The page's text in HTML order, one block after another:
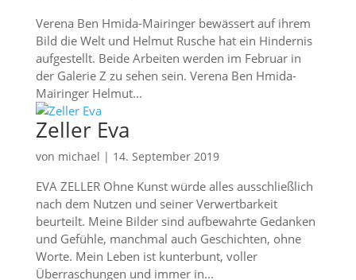
Verena Ben Hmida-Mairinger bewässert auf ihrem
Bild die Welt und Helmut Rusche hat ein Hindernis
aufgestellt. Beide Arbeiten werden im Februar in
der Galerie Z zu sehen sein. Verena Ben Hmida-
Mairinger Helmut...
Zeller Eva
von michael | 14. September 2019
EVA ZELLER Ohne Kunst würde alles ausschließlich
nach dem Nutzen und seiner Verwertbarkeit
beurteilt. Meine Bilder sind aufbewahrte Gedanken
und Gefühle, manchmal auch Geschichten, ohne
Worte. Mein Leben ist kunterbunt, voller
Überraschungen und immer in...